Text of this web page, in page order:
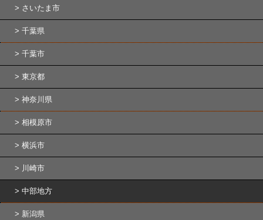
さいたま市
千葉県
千葉市
東京都
神奈川県
相模原市
横浜市
川崎市
中部地方
新潟県